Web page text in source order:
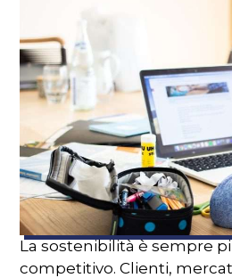
La sostenibilità è sempre
competitivo. Clienti,